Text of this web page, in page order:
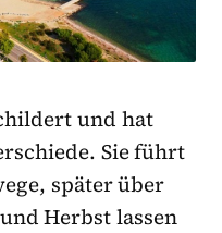
und hat
Sie führt
später über
Herbst lassen